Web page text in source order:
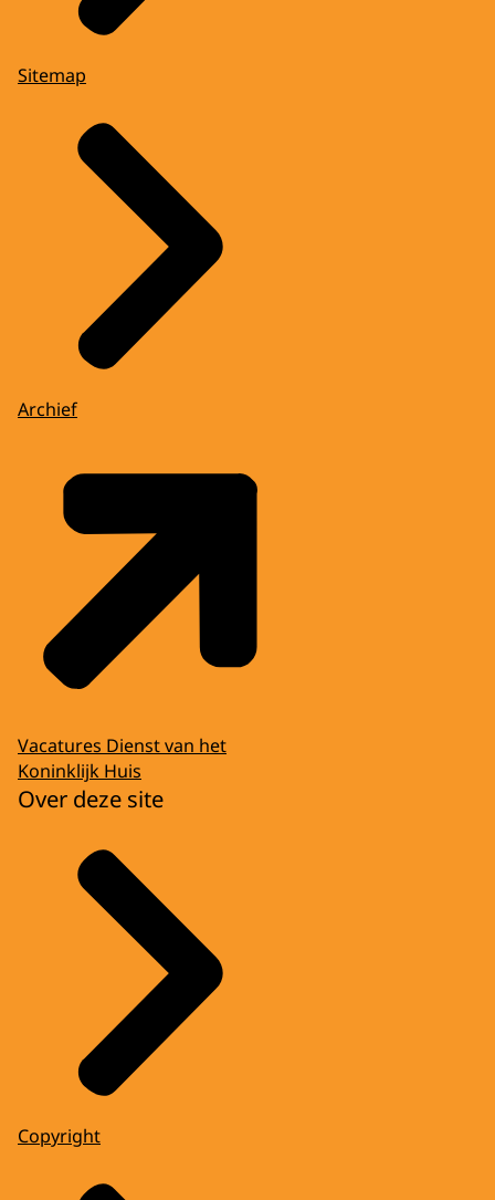
Sitemap
Archief
Vacatures Dienst van het
Koninklijk Huis
Over deze site
Copyright